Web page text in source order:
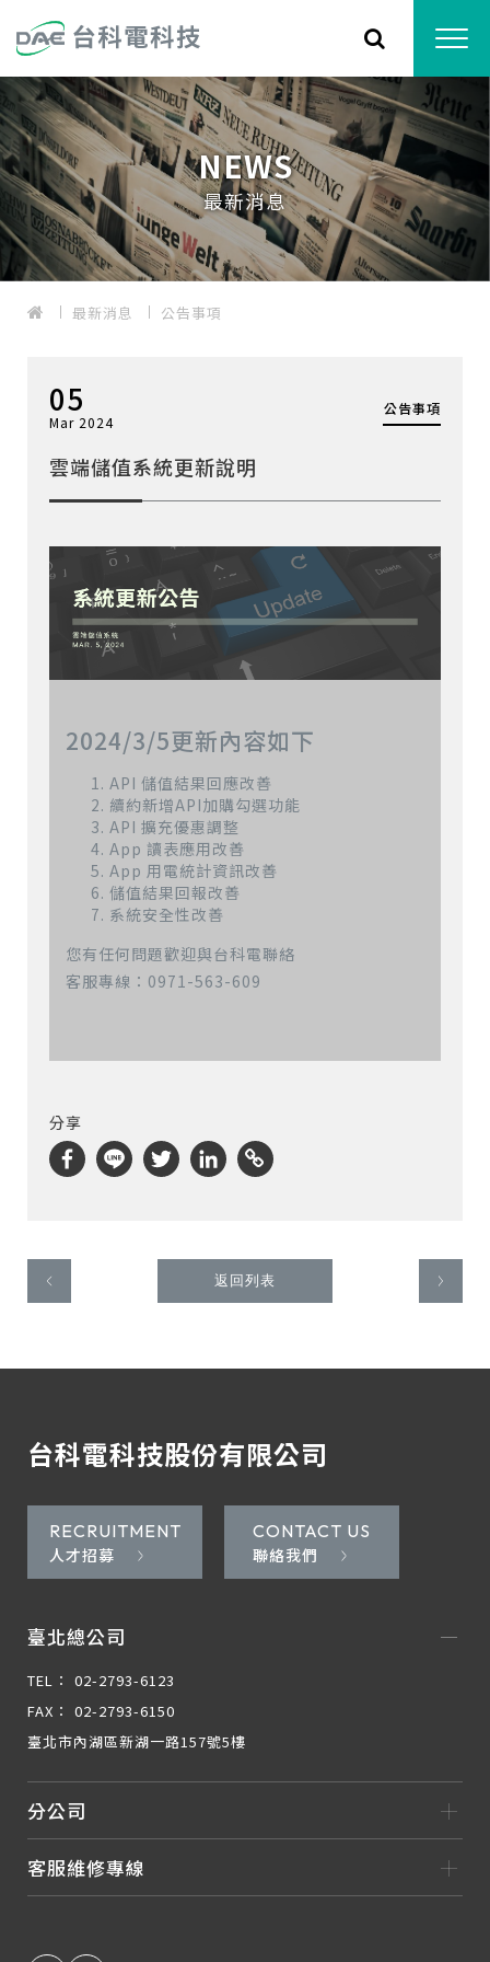
NEWS
最新消息
最新消息 公告事項
05
Mar 2024
公告事項
雲端儲值系統更新說明
2024/3/5更新內容如下
API 儲值結果回應改善
續約新增API加購勾選功能
API 擴充優惠調整
App 讀表應用改善
App 用電統計資訊改善
儲值結果回報改善
系統安全性改善
您有任何問題歡迎與台科電聯絡
客服專線：0971-563-609
分享
返回列表
台科電科技股份有限公司
RECRUITMENT
人才招募
CONTACT US
聯絡我們
臺北總公司
TEL： 02-2793-6123
FAX： 02-2793-6150
臺北市內湖區新湖一路157號5樓
分公司
客服維修專線